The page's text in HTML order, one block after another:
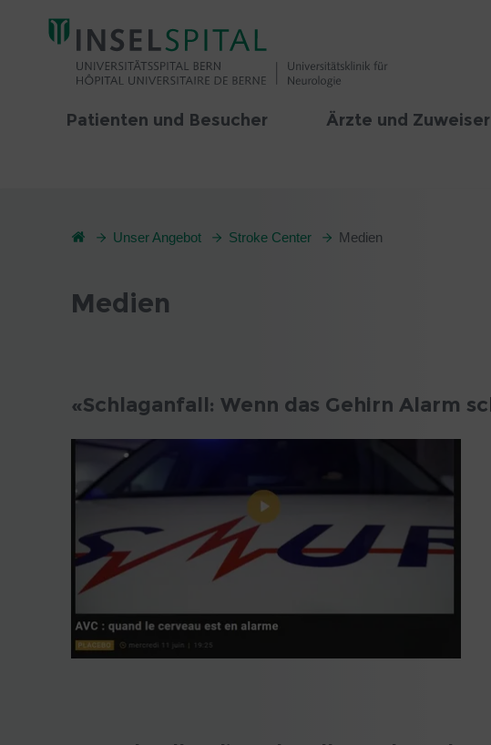
Patienten und Besucher Ärzte und Zuweiser
Unser Angebot Stroke Center Medien
Medien
«Schlaganfall: Wenn das Gehirn Alarm